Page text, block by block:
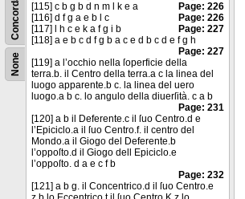
None
[115] c b g b d n m l k e a
Page: 226
[116] d f g a e b l c
Page: 226
[117] l h c e k a f g i b
Page: 227
[118] a e b c d f g b a c e d b c d e f g h
Page: 227
[119] a l’occhio nella ſoperficie della
terra.b. il Centro della terra.a c la linea del
luogo apparente.b c. la linea del uero
luogo.a b c. lo angulo della diuerſità. c a b
Page: 231
[120] a b il Deferente.c il ſuo Centro.d e
l’Epiciclo.a il ſuo Centro.f. il centro del
Mondo.a il Giogo del Deferente.b
l’oppoſto.d il Giogo dell Epiciclo.e
l’oppoſto. d a e c f b
Page: 232
[121] a b g. il Concentrico.d il ſuo Centro.e